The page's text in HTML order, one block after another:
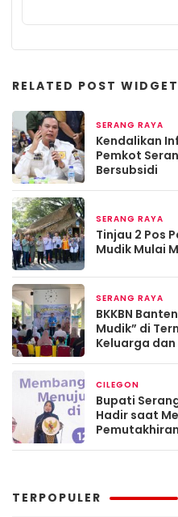
RELATED POST
SERANG RAYA
Kendalikan
Pemkot
Bersubsidi
SERANG RAYA
Tinjau 2 Pos
Mudik Mulai
SERANG RAYA
BKKBN
Mudik” di
Keluarga dan
CILEGON
Bupati
Hadir saat
Pemutakhiran
TERPOPULER